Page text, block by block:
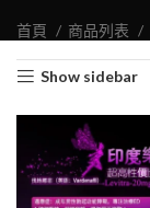
首頁 商品列表
Show sidebar